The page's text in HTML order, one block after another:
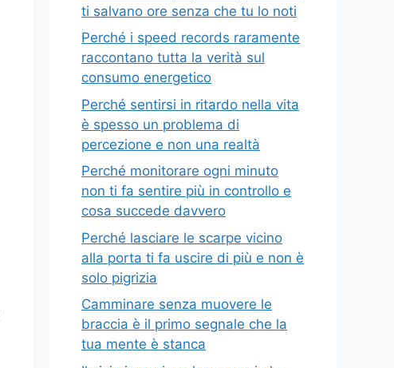
ti salvano ore senza che tu lo noti
Perché i speed records raramente
raccontano tutta la verità sul
consumo energetico
Perché sentirsi in ritardo nella vita
è spesso un problema di
percezione e non una realtà
Perché monitorare ogni minuto
non ti fa sentire più in controllo e
cosa succede davvero
Perché lasciare le scarpe vicino
alla porta ti fa uscire di più e non è
solo pigrizia
Camminare senza muovere le
braccia è il primo segnale che la
tua mente è stanca